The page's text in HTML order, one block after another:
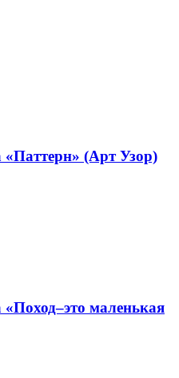
(Арт Узор)
маленькая